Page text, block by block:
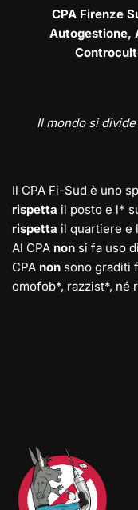
CPA Firenze
Autogestione,
Il mondo si
Il CPA Fi-Sud è uno
rispetta il posto e l*
rispetta il quartiere e
Al CPA non si fa uso
CPA non sono graditi
omofob*, razzist*, né